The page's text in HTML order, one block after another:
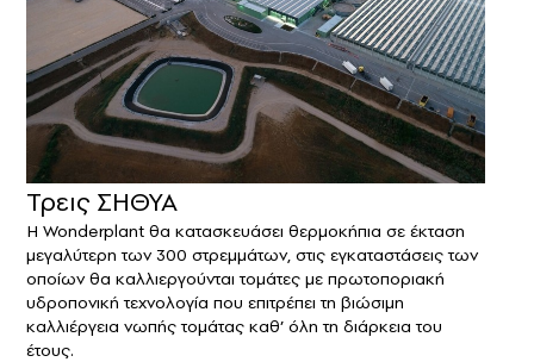
Τρεις ΣΗΘΥΑ
Η Wonderplant θα κατασκευάσει θερμοκήπια σε έκταση
μεγαλύτερη των 300 στρεμμάτων, στις εγκαταστάσεις των
οποίων θα καλλιεργούνται τομάτες με πρωτοποριακή
υδροπονική τεχνολογία που επιτρέπει τη βιώσιμη
καλλιέργεια νωπής τομάτας καθ’ όλη τη διάρκεια του
έτους.